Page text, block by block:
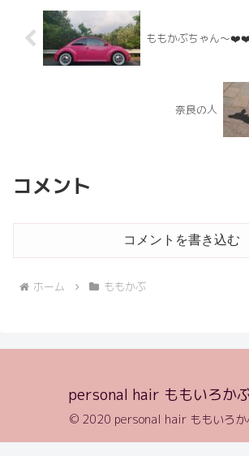
ももかぶちゃん～
奈良の人
コメント
コメントを書き込む
ホーム ももかぶ
personal hair ももいろか
© 2020 personal hair ももいろか